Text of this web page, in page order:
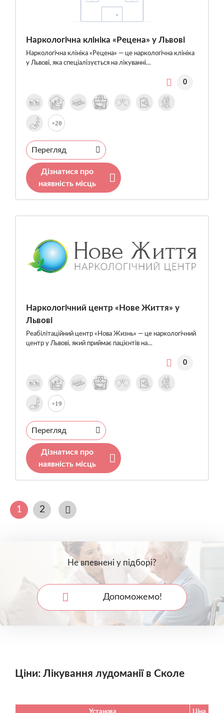
Наркологічна клініка «Рецена» у Львові
Наркологічна клініка «Рецена» — це наркологічна клініка
у Львові, яка спеціалізується на лікуванні…
0
+20
Перегляд
Дізнатися про
наявність місць
Наркологічний центр «Нове Життя» у
Львові
Реабілітаційний центр «Нова Жизнь» — це наркологічний
центр у Львові, який приймає пацієнтів на…
0
+19
Перегляд
Дізнатися про
наявність місць
1 2
Не впевнені у підборі?
Допоможемо!
Ціни: Лікування лудоманії в Сколе